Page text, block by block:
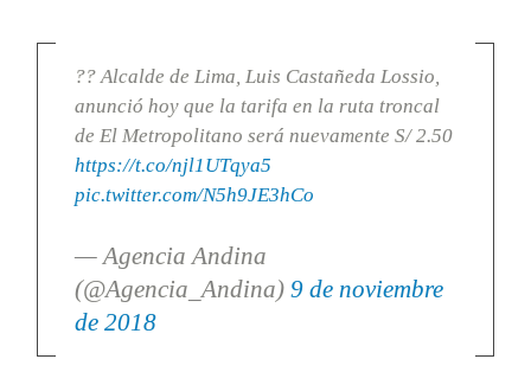
?? Alcalde de Lima, Luis Castañeda Lossio,
anunció hoy que la tarifa en la ruta troncal
de El Metropolitano será nuevamente S/ 2.50
https://t.co/njl1UTqya5
pic.twitter.com/N5h9JE3hCo
— Agencia Andina
(@Agencia_Andina) 9 de noviembre
de 2018